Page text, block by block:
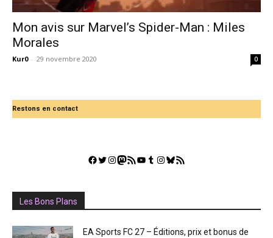
Mon avis sur Marvel’s Spider-Man : Miles
Morales
Kur0 - 29 novembre 2020 0
Restons en contact
Facebook
Twitter
Instagram
Mastodon
Flux RSSYouTube
Tumblr
Instagram
Bluesky
GestGame
Les Bons Plans
EA Sports FC 27 – Éditions, prix et bonus de